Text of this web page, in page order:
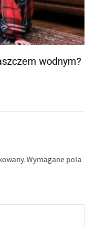
wodnym?
Wymagane pola